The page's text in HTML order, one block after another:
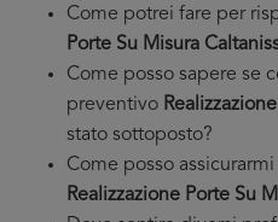
Come potrei fare per
Porte Su Misura
Come posso sapere se
preventivo
stato sottoposto?
Come posso
Realizzazione Porte Su